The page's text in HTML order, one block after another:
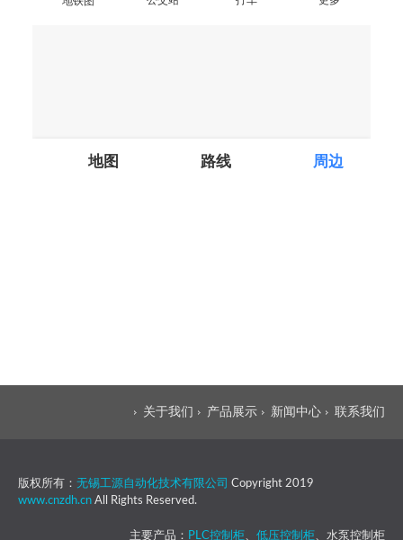
关于我们 产品展示 新闻中心 联系我们
版权所有： 无锡工源自动化技术有限公司 Copyright 2019
www.cnzdh.cn All Rights Reserved.
主要产品： PLC控制柜、 低压控制柜、水泵控制柜